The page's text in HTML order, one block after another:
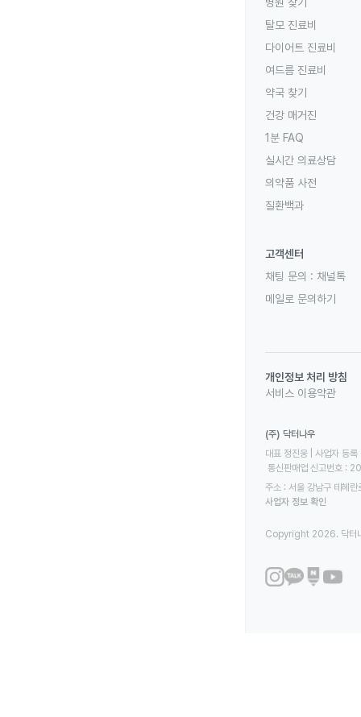
병원 찾기
탈모 진료비
다이어트 진료비
여드름 진료비
약국 찾기
건강 매거진
1분 FAQ
실시간 의료상담
의약품 사전
질환백과
고객센터
채팅 문의 : 채널톡
메일로 문의하기
개인정보 처리 방침
서비스 이용약관
(주) 닥터나우
대표 정진웅 | 사업자
통신판매업 신고번호
주소 : 서울 강남구 테헤
사업자 정보 확인
Copyright 2026. 닥터